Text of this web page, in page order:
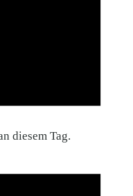
diesem Tag.